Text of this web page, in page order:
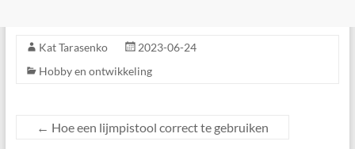
Kat Tarasenko
2023-06-24
Hobby en ontwikkeling
← Hoe een lijmpistool correct te gebruiken